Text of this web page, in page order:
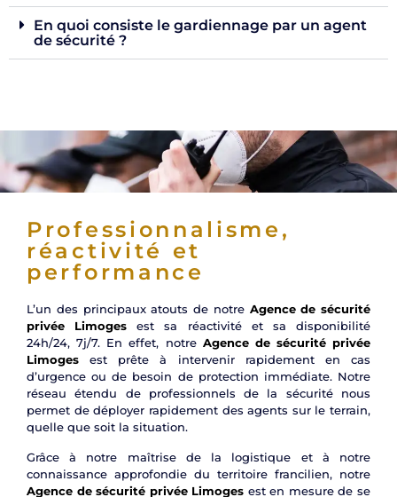
En quoi consiste le gardiennage par un agent
de sécurité ?
Professionnalisme,
réactivité et
performance
L’un des principaux atouts de notre Agence de sécurité
privée Limoges est sa réactivité et sa disponibilité
24h/24, 7j/7. En effet, notre Agence de sécurité privée
Limoges est prête à intervenir rapidement en cas
d’urgence ou de besoin de protection immédiate. Notre
réseau étendu de professionnels de la sécurité nous
permet de déployer rapidement des agents sur le terrain,
quelle que soit la situation.
Grâce à notre maîtrise de la logistique et à notre
connaissance approfondie du territoire francilien, notre
Agence de sécurité privée Limoges est en mesure de se